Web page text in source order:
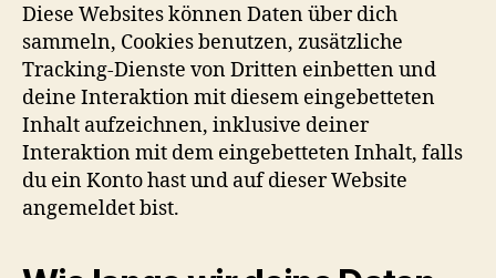
Diese Websites können Daten über dich
sammeln, Cookies benutzen, zusätzliche
Tracking-Dienste von Dritten einbetten und
deine Interaktion mit diesem eingebetteten
Inhalt aufzeichnen, inklusive deiner
Interaktion mit dem eingebetteten Inhalt, falls
du ein Konto hast und auf dieser Website
angemeldet bist.